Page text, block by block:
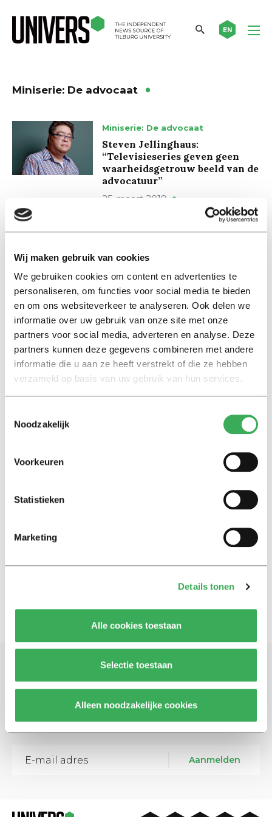
Wij maken gebruik van cookies
We gebruiken cookies om content en advertenties te
personaliseren, om functies voor social media te bieden
en om ons websiteverkeer te analyseren. Ook delen we
informatie over uw gebruik van onze site met onze
partners voor social media, adverteren en analyse. Deze
partners kunnen deze gegevens combineren met andere
informatie die u aan ze heeft verstrekt of die ze hebben
verzameld op basis van uw gebruik van hun services.
Noodzakelijk
Voorkeuren
Statistieken
Marketing
Details tonen
Alle cookies toestaan
Selectie toestaan
Alleen noodzakelijke cookies
EN
Miniserie: De advocaat
Miniserie: De advocaat
Steven Jellinghaus:
“Televisieseries geven geen
waarheidsgetrouw beeld van de
advocatuur”
25 maart 2019
Miniserie: De advocaat
denken dat ze rechten moeten
studeren om veel geld te
verdienen”
18 maart 2019
Miniserie: De advocaat
Lokke Moerel: “Ik weet niet of
je als advocaat zoveel prestige
hebt”
11 maart 2019
advocatuur houdt zich bezig
Nieuwe miniserie: De advocaat
04 maart 2019
Schrijf je in voor onze nieuwsbrief
Blijf op de hoogte. Meld je aan voor de nieuwsbrief van
Aanmelden